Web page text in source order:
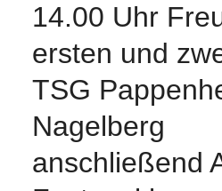
14.00 Uhr
ersten und
TSG
Nagelberg
anschließend